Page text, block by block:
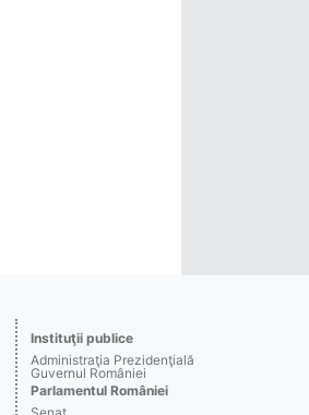
Instituţii publice
Administraţia Prezidenţială
Guvernul României
Parlamentul României